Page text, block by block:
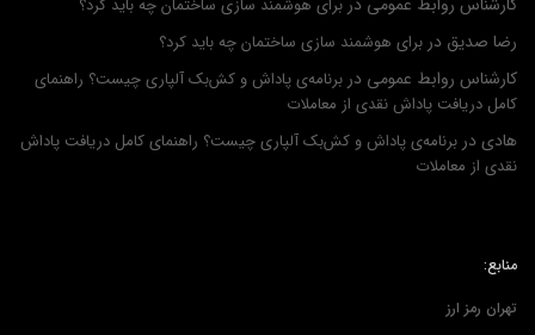
برای هوشمند سازی ساختمان چه باید کرد؟
رضا صدیق در برای هوشمند سازی ساختمان چه باید کرد؟
کارشناس روابط عمومی در برنامه‌ی پاداش و کش‌بک آلپاری چیست؟ راهنمای
کامل دریافت پاداش نقدی از معاملات
هادی در برنامه‌ی پاداش و کش‌بک آلپاری چیست؟ راهنمای کامل دریافت پاداش
نقدی از معاملات
منابع:
تهران رمز ارز